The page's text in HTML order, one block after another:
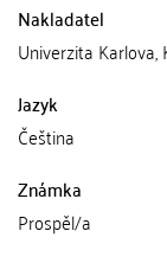
Nakladatel
Univerzita
Jazyk
Čeština
Známka
Prospěl/a